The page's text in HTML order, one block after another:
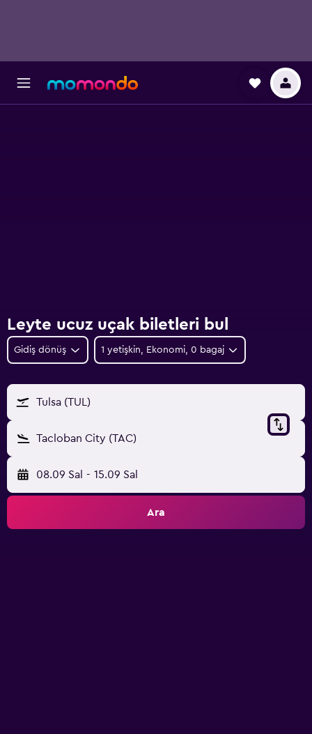
Leyte ucuz uçak biletleri bul
Gidiş dönüş 1 yetişkin, Ekonomi, 0 bagaj
Tulsa (TUL)
Tacloban City (TAC)
08.09 Sal - 15.09 Sal
Ara